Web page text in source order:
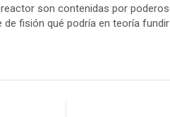
son contenidas por
fisión qué podría en teoría